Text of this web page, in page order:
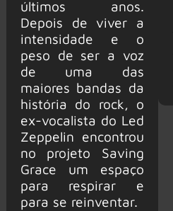
últimos anos.
Depois de viver a
intensidade e o
peso de ser a voz
de uma das
maiores bandas da
história do rock, o
ex-vocalista do Led
Zeppelin encontrou
no projeto Saving
Grace um espaço
para respirar e
para se reinventar.